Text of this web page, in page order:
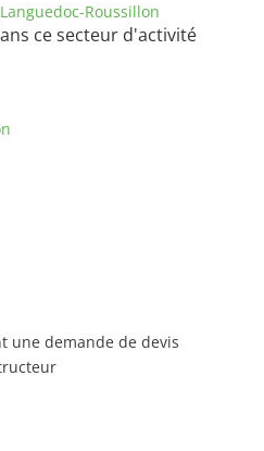
Languedoc-Roussillon
ce secteur d'activité
une demande de devis